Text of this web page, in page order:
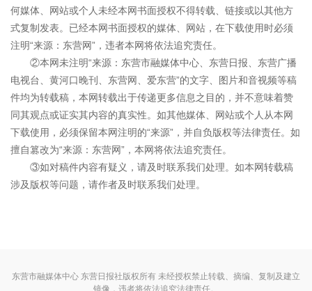
何媒体、网站或个人未经本网书面授权不得转载、链接或以其他方
式复制发表。已经本网书面授权的媒体、网站，在下载使用时必须
注明“来源：东营网”，违者本网将依法追究责任。
②本网未注明“来源：东营市融媒体中心、东营日报、东营广播
电视台、黄河口晚刊、东营网、爱东营”的文字、图片和音视频等稿
件均为转载稿，本网转载出于传递更多信息之目的，并不意味着赞
同其观点或证实其内容的真实性。如其他媒体、网站或个人从本网
下载使用，必须保留本网注明的“来源”，并自负版权等法律责任。如
擅自篡改为“来源：东营网”，本网将依法追究责任。
③如对稿件内容有疑义，请及时联系我们处理。如本网转载稿
涉及版权等问题，请作者及时联系我们处理。
东营市融媒体中心 东营日报社版权所有 未经授权禁止转载、摘编、复制及建立